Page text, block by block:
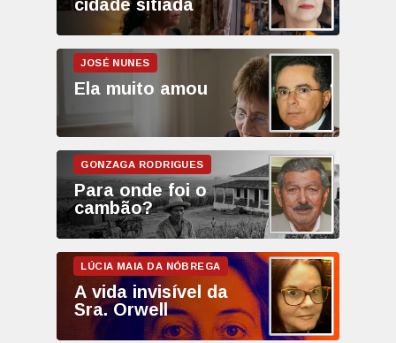
cidade sitiada
Ela muito amou
Para onde foi o
cambão?
A vida invisível da
Sra. Orwell